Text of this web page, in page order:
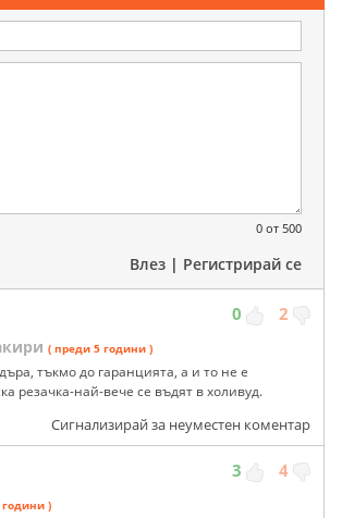
0 от 500
Влез | Регистрирай се
0 2
( преди 5 години )
тъкмо до гаранцията, а и то не е
резачка-най-вече се въдят в холивуд.
Сигнализирай за неуместен коментар
3 4
)